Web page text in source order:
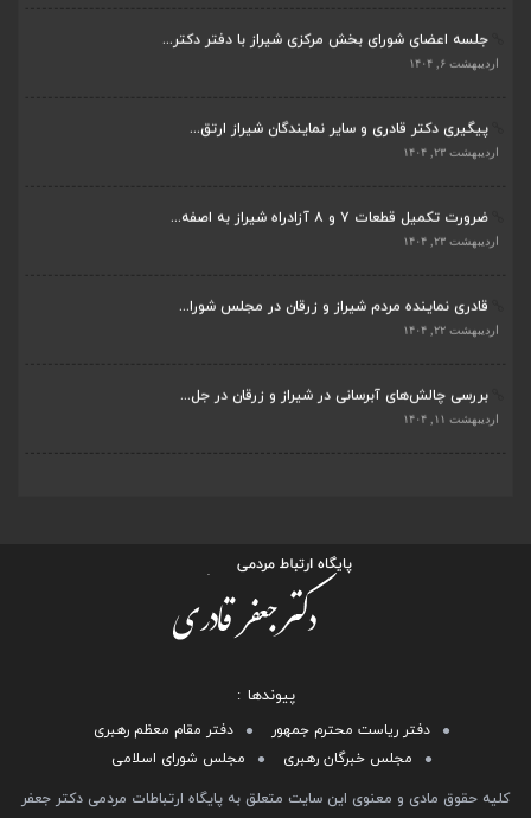
جلسه اعضای شورای بخش مرکزی شیراز با دفتر دکتر...
اردیبهشت ۶, ۱۴۰۴
پیگیری دکتر قادری و سایر نمایندگان شیراز ارتق...
اردیبهشت ۲۳, ۱۴۰۴
ضرورت تکمیل قطعات ۷ و ۸ آزادراه شیراز به اصفه...
اردیبهشت ۲۳, ۱۴۰۴
قادری نماینده مردم شیراز و زرقان در مجلس شورا...
اردیبهشت ۲۲, ۱۴۰۴
بررسی چالش‌های آبرسانی در شیراز و زرقان در جل...
اردیبهشت ۱۱, ۱۴۰۴
پیوندها
دفتر ریاست محترم جمهور
دفتر مقام معظم رهبری
مجلس خبرگان رهبری
مجلس شورای اسلامی
کلیه حقوق مادی و معنوی این سایت متعلق به پایگاه ارتباطات مردمی دکتر جعفر